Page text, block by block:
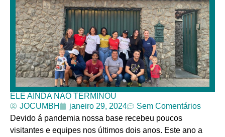
ELE AINDA NÃO TERMINOU
JOCUMBH
janeiro 29, 2024
Sem Comentários
Devido á pandemia nossa base recebeu poucos
visitantes e equipes nos últimos dois anos. Este ano a